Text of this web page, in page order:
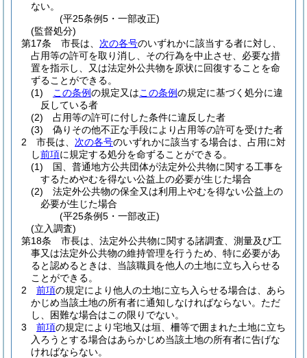
ない。
(平25条例5・一部改正)
(監督処分)
第17条
市長は、 次の各号のいずれかに該当する者に対し、
占用等の許可を取り消し、その行為を中止させ、必要な措
置を指示し、又は法定外公共物を原状に回復することを命
ずることができる。
(1)
この条例の規定又はこの条例の規定に基づく処分に違
反している者
(2)
占用等の許可に付した条件に違反した者
(3)
偽りその他不正な手段により占用等の許可を受けた者
2
市長は、 次の各号のいずれかに該当する場合は、占用に対
し前項に規定する処分を命ずることができる。
(1)
国、普通地方公共団体が法定外公共物に関する工事を
するためやむを得ない公益上の必要が生じた場合
(2)
法定外公共物の保全又は利用上やむを得ない公益上の
必要が生じた場合
(平25条例5・一部改正)
(立入調査)
第18条
市長は、法定外公共物に関する諸調査、測量及び工
事又は法定外公共物の維持管理を行うため、特に必要があ
ると認めるときは、当該職員を他人の土地に立ち入らせる
ことができる。
2
前項の規定により他人の土地に立ち入らせる場合は、あら
かじめ当該土地の所有者に通知しなければならない。 ただ
し、困難な場合はこの限りでない。
3
前項の規定により宅地又は垣、柵等で囲まれた土地に立ち
入ろうとする場合はあらかじめ当該土地の所有者に告げな
ければならない。